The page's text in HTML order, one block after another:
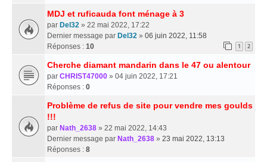
MDJ et ruficauda font ménage à 3
par Del32 » 22 mai 2022, 17:22
Dernier message par Del32 » 06 juin 2022, 11:58
Réponses : 10 1 2
Cherche diamant mandarin dans le 47 ou alentour
par CHRIST47000 » 04 juin 2022, 17:21
Réponses : 0
Problème de refus de site pour vendre mes goulds
!!!
par Nath_2638 » 22 mai 2022, 14:43
Dernier message par Nath_2638 » 23 mai 2022, 13:13
Réponses : 8